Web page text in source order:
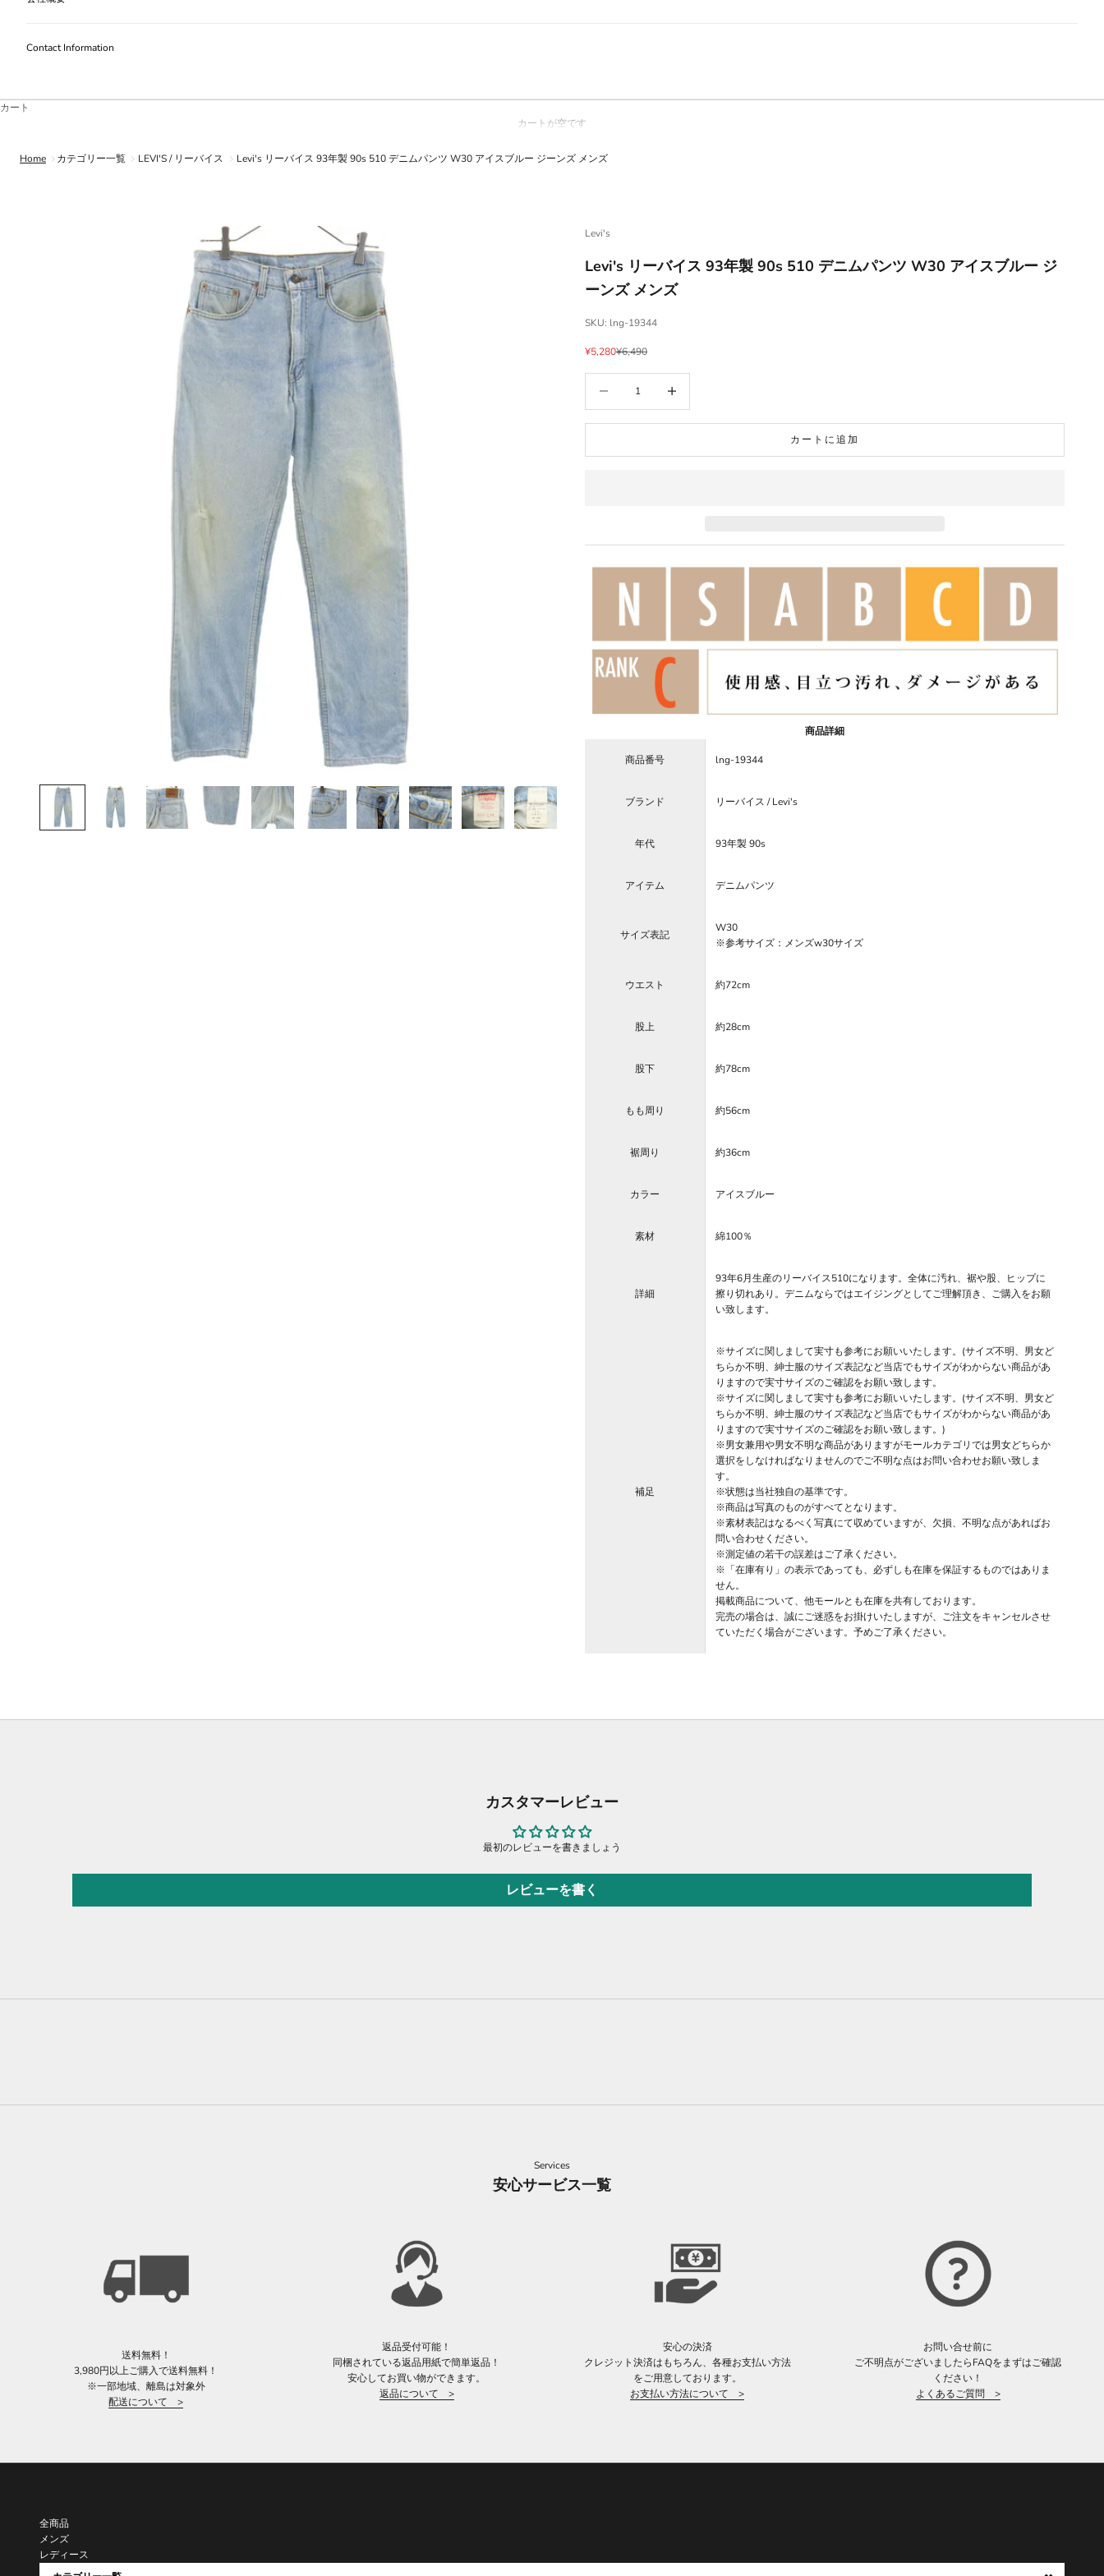
Contact Information
カート
カートが空です
Home カテゴリー一覧 LEVI'S / リーバイス Levi's リーバイス 93年製 90s 510 デニムパンツ W30 アイスブルー ジーンズ メンズ
Levi's
Levi's リーバイス 93年製 90s 510 デニムパンツ W30 アイスブルー ジ
ーンズ メンズ
SKU: lng-19344
セール価格
¥5,280通常価格
¥6,490
カートに追加
商品詳細
商品番号 lng-19344
ブランド リーバイス / Levi's
年代 93年製 90s
アイテム デニムパンツ
サイズ表記
W30
※参考サイズ：メンズw30サイズ
ウエスト 約72cm
股上 約28cm
股下 約78cm
もも周り 約56cm
裾周り 約36cm
カラー アイスブルー
素材 綿100％
詳細
93年6月生産のリーバイス510になります。全体に汚れ、裾や股、ヒップに
擦り切れあり。デニムならではエイジングとしてご理解頂き、ご購入をお願
い致します。
補足
※サイズに関しまして実寸も参考にお願いいたします。(サイズ不明、男女ど
ちらか不明、紳士服のサイズ表記など当店でもサイズがわからない商品があ
りますので実寸サイズのご確認をお願い致します。
※サイズに関しまして実寸も参考にお願いいたします。(サイズ不明、男女ど
ちらか不明、紳士服のサイズ表記など当店でもサイズがわからない商品があ
りますので実寸サイズのご確認をお願い致します。)
※男女兼用や男女不明な商品がありますがモールカテゴリでは男女どちらか
選択をしなければなりませんのでご不明な点はお問い合わせお願い致しま
す。
※状態は当社独自の基準です。
※商品は写真のものがすべてとなります。
※素材表記はなるべく写真にて収めていますが、欠損、不明な点があればお
問い合わせください。
※測定値の若干の誤差はご了承ください。
※「在庫有り」の表示であっても、必ずしも在庫を保証するものではありま
せん。
掲載商品について、他モールとも在庫を共有しております。
完売の場合は、誠にご迷惑をお掛けいたしますが、ご注文をキャンセルさせ
ていただく場合がございます。予めご了承ください。
カスタマーレビュー
最初のレビューを書きましょう
レビューを書く
Services
安心サービス一覧
送料無料！
3,980円以上ご購入で送料無料！
※一部地域、離島は対象外
配送について >
返品受付可能！
同梱されている返品用紙で簡単返品！
安心してお買い物ができます。
返品について >
安心の決済
クレジット決済はもちろん、各種お支払い方法
をご用意しております。
お支払い方法について >
お問い合せ前に
ご不明点がございましたらFAQをまずはご確認
ください！
よくあるご質問 >
全商品
メンズ
レディース